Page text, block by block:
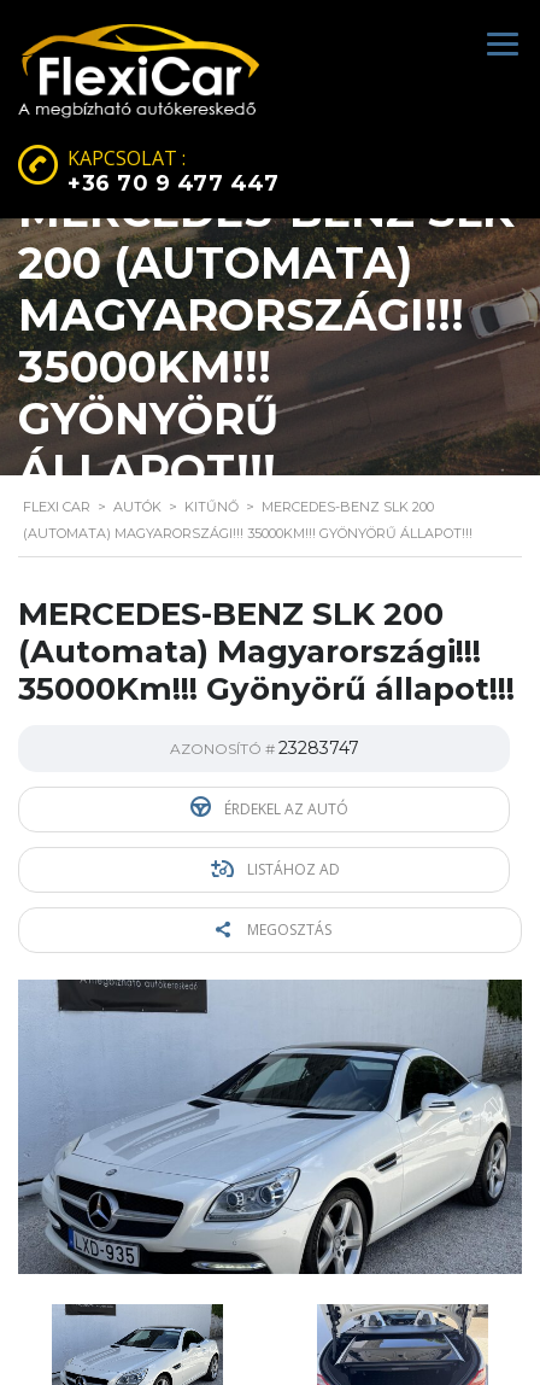
KAPCSOLAT :
+36 70 9 477 447
MERCEDES-BENZ SLK
200 (AUTOMATA)
MAGYARORSZÁGI!!!
35000KM!!!
GYÖNYÖRŰ
ÁLLAPOT!!!
FLEXI CAR > AUTÓK > KITŰNŐ > MERCEDES-BENZ SLK 200
(AUTOMATA) MAGYARORSZÁGI!!! 35000KM!!! GYÖNYÖRŰ ÁLLAPOT!!!
MERCEDES-BENZ SLK 200
(Automata) Magyarországi!!!
35000Km!!! Gyönyörű állapot!!!
AZONOSÍTÓ # 23283747
ÉRDEKEL AZ AUTÓ
LISTÁHOZ AD
MEGOSZTÁS